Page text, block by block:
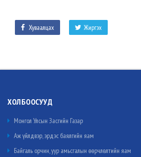
Жиргэх
Хуваалцах
ХОЛБООСУУД
Монгол Улсын Засгийн Газар
Аж үйлдвэр, эрдэс баялгийн яам
Байгаль орчин, уур амьсгалын өөрчлөлтийн яам